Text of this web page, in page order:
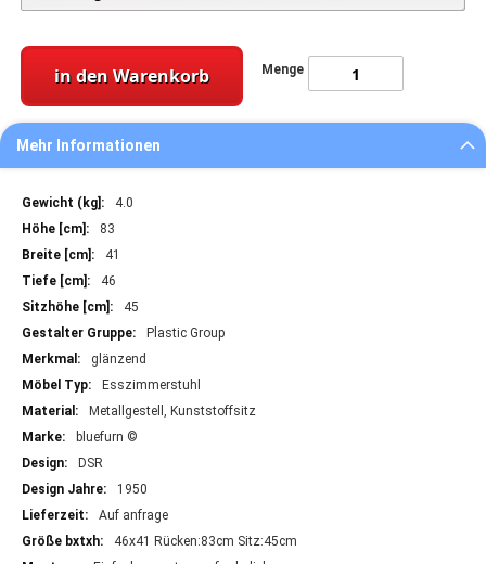
Menge
in den Warenkorb
Mehr Informationen
Mehr
Informationen
4.0
83
41
46
45
Plastic Group
glänzend
Esszimmerstuhl
Metallgestell, Kunststoffsitz
bluefurn ©
DSR
1950
Auf anfrage
46x41 Rücken:83cm Sitz:45cm